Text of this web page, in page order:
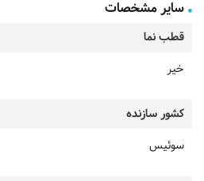
سایر مشخصات
قطب نما
خیر
کشور سازنده
سوئیس